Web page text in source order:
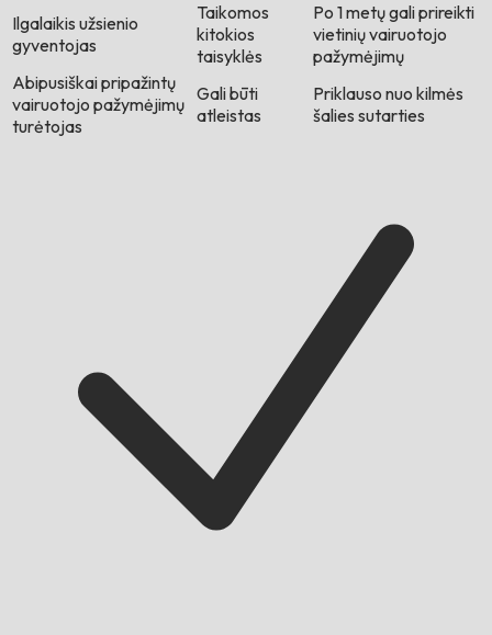
Ilgalaikis užsienio
gyventojas
Taikomos
kitokios
taisyklės
Po 1 metų gali prireikti
vietinių vairuotojo
pažymėjimų
Abipusiškai pripažintų
vairuotojo pažymėjimų
turėtojas
Gali būti
atleistas
Priklauso nuo kilmės
šalies sutarties